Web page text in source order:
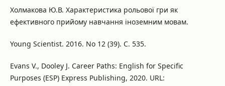
Холмакова Ю.В. Характеристика рольової гри як
ефективного прийому навчання іноземним мовам.
Young Scientist. 2016. No 12 (39). С. 535.
Evans V., Dooley J. Career Paths: English for Specific
Purposes (ESP) Express Publishing, 2020. URL: